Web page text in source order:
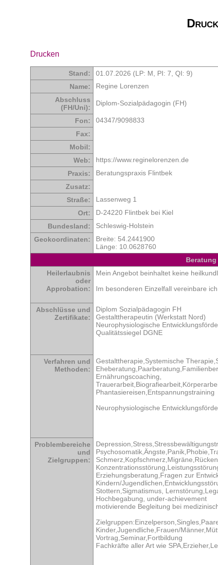
Drucken
Stand: 01.07.2026 (LP: M, PI: 7 QI: 9)
Name:
Regine Lorenzen
Abschluss
(FH/Uni):
Diplom-Sozialpädagogin (FH)
Fon:
04347/9098833
Fax:
Mobil:
Web:
https://www.reginelorenzen.de
Praxis:
Beratungspraxis Flintbek
Zusatz:
Straße:
Lassenweg 1
Ort:
D-24220 Flintbek bei Kiel
Bundesland:
Schleswig-Holstein
Geokoordinaten:
Breite: 54.2441900
Länge: 10.0628760
Heilerlaubnis
oder
Approbation:
Mein Angebot beinhaltet keine
Im besonderen Einzelfall vereinbare
Abschlüsse und
Zertifikate:
Diplom Sozialpädagogin FH
Gestalttherapeutin (Werkstatt Nord)
Neurophysiologische
Qualitätssiegel DGNE
Verfahren und
Methoden:
Gestalttherapie,Systemische
Ernährungscoaching,
Phantasiereisen,Entspannungstraining
Neurophysiologische
Problembereiche
und
Zielgruppen:
Erziehungsberatung,Fragen zur
Kindern/
Stottern,Sigmatismus,
Hochbegabung, under-achievement
motivierende Begleitung bei
Kinder,Jugendliche,Frauen/
Vortrag,Seminar,Fortbildung
Fachkräfte aller Art wie